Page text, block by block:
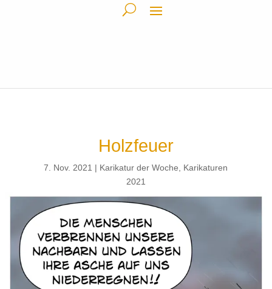
Holzfeuer
7. Nov. 2021 Karikatur der Woche
Karikaturen
2021